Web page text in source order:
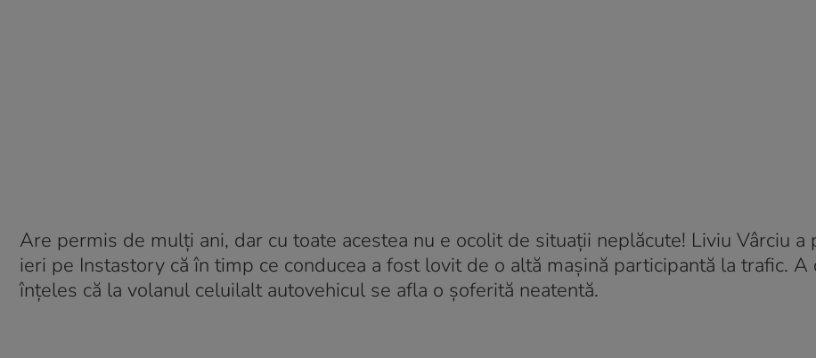
Are permis de mulți ani, dar cu toate acestea nu e ocolit de situații neplăcute! Liviu Vârciu a
ieri pe Instastory că în timp ce conducea a fost lovit de o altă mașină participantă la trafic. A
înțeles că la volanul celuilalt autovehicul se afla o șoferită neatentă.